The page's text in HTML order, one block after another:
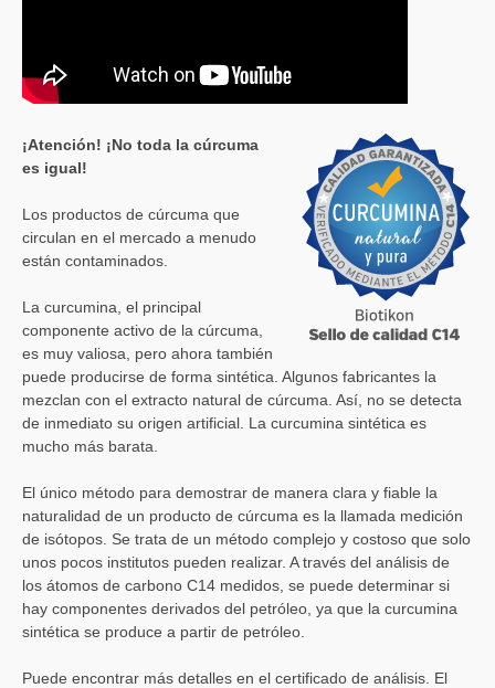
¡Atención! ¡No toda la cúrcuma
es igual!
Los productos de cúrcuma que
circulan en el mercado a menudo
están contaminados.
La curcumina, el principal
componente activo de la cúrcuma,
es muy valiosa, pero ahora también
puede producirse de forma sintética. Algunos fabricantes la
mezclan con el extracto natural de cúrcuma. Así, no se detecta
de inmediato su origen artificial. La curcumina sintética es
mucho más barata.
El único método para demostrar de manera clara y fiable la
naturalidad de un producto de cúrcuma es la llamada medición
de isótopos. Se trata de un método complejo y costoso que solo
unos pocos institutos pueden realizar. A través del análisis de
los átomos de carbono C14 medidos, se puede determinar si
hay componentes derivados del petróleo, ya que la curcumina
sintética se produce a partir de petróleo.
Puede encontrar más detalles en el certificado de análisis. El